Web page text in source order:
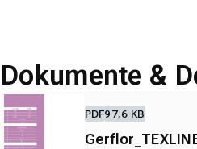
Dokumente &
PDF97,6 KB